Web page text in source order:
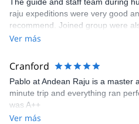
raju expeditions were very good
recommend. Joined group were
amasing place with wonderful
it is done under dificult conditions
backpack, dificult path trail and
5000m which means less oxigen)
Ver más
Cranford
Pablo at Andean Raju is a master
minute trip and everything ran
was A++
Ver más